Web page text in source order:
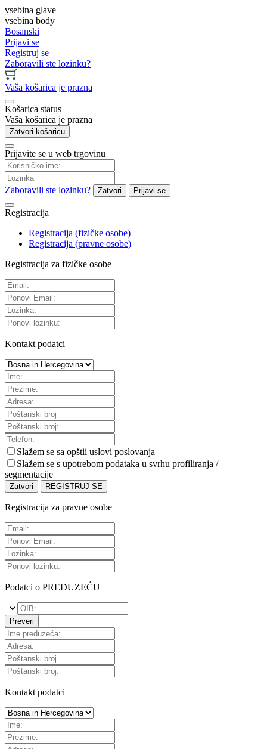
vsebina glave
vsebina body
Bosanski
Prijavi se
Registruj se
Zaboravili ste lozinku?
Vaša košarica je prazna
Košarica status
Vaša košarica je prazna
Zatvori košaricu
Prijavite se u web trgovinu
Zaboravili ste lozinku? Zatvori Prijavi se
Registracija
Registracija (fizičke osobe)
Registracija (pravne osobe)
Registracija za fizičke osobe
Kontakt podatci
Slažem se sa opštii uslovi poslovanja
Slažem se s upotrebom podataka u svrhu profiliranja /
segmentacije
Zatvori REGISTRUJ SE
Registracija za pravne osobe
Podatci o PREDUZEĆU
Preveri
Kontakt podatci